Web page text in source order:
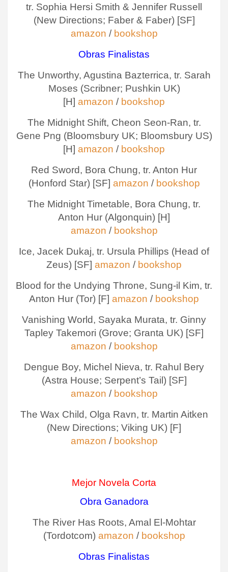
tr. Sophia Hersi Smith & Jennifer Russell
(New Directions; Faber & Faber) [SF]
amazon / bookshop
Obras Finalistas
The Unworthy, Agustina Bazterrica, tr. Sarah
Moses (Scribner; Pushkin UK)
[H] amazon / bookshop
The Midnight Shift, Cheon Seon-Ran, tr.
Gene Png (Bloomsbury UK; Bloomsbury US)
[H] amazon / bookshop
Red Sword, Bora Chung, tr. Anton Hur
(Honford Star) [SF] amazon / bookshop
The Midnight Timetable, Bora Chung, tr.
Anton Hur (Algonquin) [H]
amazon / bookshop
Ice, Jacek Dukaj, tr. Ursula Phillips (Head of
Zeus) [SF] amazon / bookshop
Blood for the Undying Throne, Sung-il Kim, tr.
Anton Hur (Tor) [F] amazon / bookshop
Vanishing World, Sayaka Murata, tr. Ginny
Tapley Takemori (Grove; Granta UK) [SF]
amazon / bookshop
Dengue Boy, Michel Nieva, tr. Rahul Bery
(Astra House; Serpent’s Tail) [SF]
amazon / bookshop
The Wax Child, Olga Ravn, tr. Martin Aitken
(New Directions; Viking UK) [F]
amazon / bookshop
Mejor Novela Corta
Obra Ganadora
The River Has Roots, Amal El-Mohtar
(Tordotcom) amazon / bookshop
Obras Finalistas